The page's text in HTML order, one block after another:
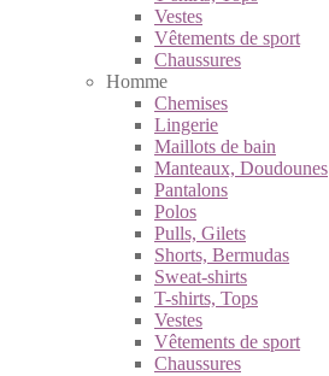
Vestes
Vêtements de sport
Chaussures
Homme
Chemises
Lingerie
Maillots de bain
Manteaux, Doudounes
Pantalons
Polos
Pulls, Gilets
Shorts, Bermudas
Sweat-shirts
T-shirts, Tops
Vestes
Vêtements de sport
Chaussures